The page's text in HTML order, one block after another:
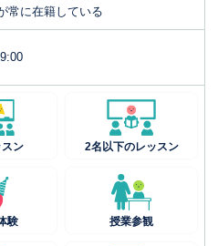
常に在籍している
ン 2名以下のレッスン
験 授業参観